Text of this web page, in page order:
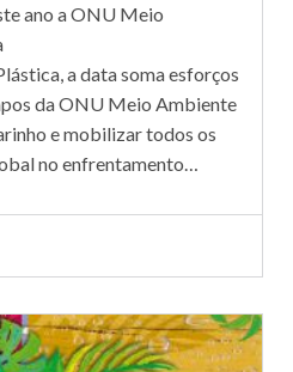
ano a ONU Meio
a data soma esforços
da ONU Meio Ambiente
e mobilizar todos os
no enfrentamento…